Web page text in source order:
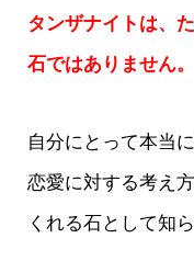
タンザナイトは、
石ではありません。
自分にとって本当
恋愛に対する考え
くれる石として知